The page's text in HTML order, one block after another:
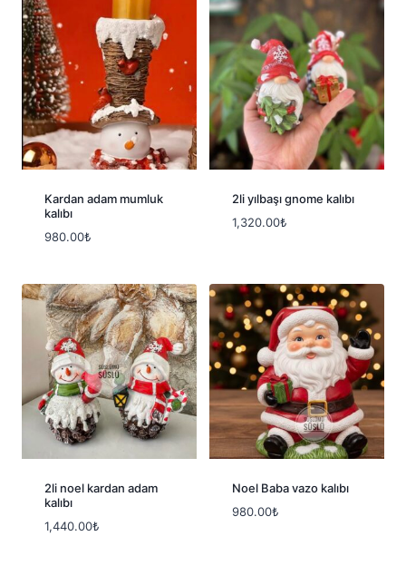
Kardan adam mumluk
kalıbı
980.00₺
2li yılbaşı gnome kalıbı
1,320.00₺
2li noel kardan adam
kalıbı
1,440.00₺
Noel Baba vazo kalıbı
980.00₺